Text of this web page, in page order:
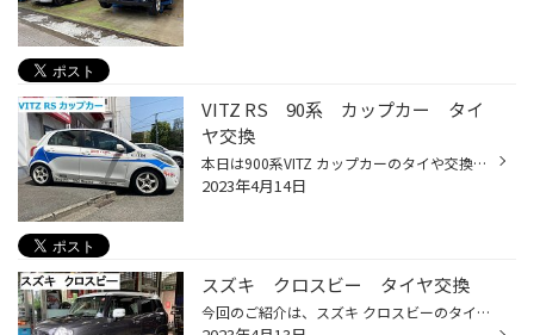
VITZ RS 90系 カップカー タイ
ヤ交換
本日は900系VITZ カップカーのタイや交換です。 こういう車輛はレース用のへったタイヤをいわゆる転がし用にしようするのが一般的ですが 完全摩耗でいよいよピンチになったので、お手頃タイヤのセイバーリングに交換です。 転がしタイヤに装着のホイールもTRD、かっこよいですね！ これで安全にサー...
2023年4月14日
スズキ クロスビー タイヤ交換
今回のご紹介は、スズキ クロスビーのタイヤ交換です♪ タイヤはレグノGR-XⅡ サイズは175/60R16となっています。 乗り心地改善をお求めのお客様に最適なタイヤとなっております！ ご来店、ありがとうございました。